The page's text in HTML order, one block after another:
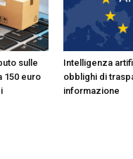
sulle
150 euro
Intelligenza
obblighi di
informazione